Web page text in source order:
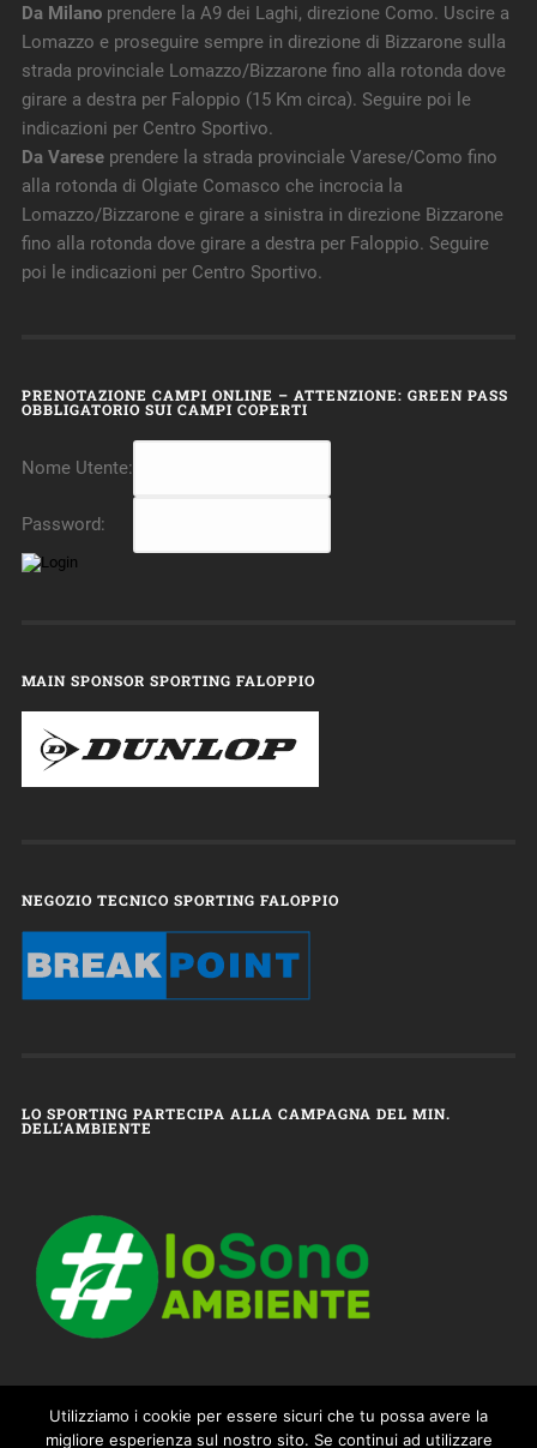
Da Milanoprendere la A9 dei Laghi, direzione Como. Uscire a
Lomazzo e proseguire sempre in direzione di Bizzarone sulla
strada provinciale Lomazzo/Bizzarone fino alla rotonda dove
girare a destra per Faloppio (15 Km circa). Seguire poi le
indicazioni per Centro Sportivo.
Da Vareseprendere la strada provinciale Varese/Como fino
alla rotonda di Olgiate Comasco che incrocia la
Lomazzo/Bizzarone e girare a sinistra in direzione Bizzarone
fino alla rotonda dove girare a destra per Faloppio. Seguire
poi le indicazioni per Centro Sportivo.
PRENOTAZIONE CAMPI ONLINE – ATTENZIONE: GREEN PASS
OBBLIGATORIO SUI CAMPI COPERTI
Nome Utente:
Password:
MAIN SPONSOR SPORTING FALOPPIO
NEGOZIO TECNICO SPORTING FALOPPIO
LO SPORTING PARTECIPA ALLA CAMPAGNA DEL MIN.
DELL’AMBIENTE
Utilizziamo i cookie per essere sicuri che tu possa avere la
migliore esperienza sul nostro sito. Se continui ad utilizzare